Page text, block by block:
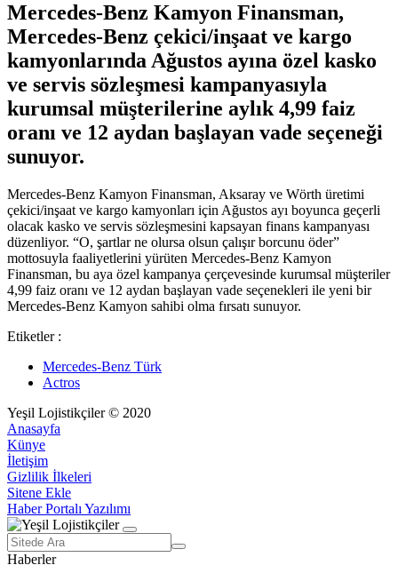
Mercedes-Benz Kamyon Finansman,
Mercedes-Benz çekici/inşaat ve kargo
kamyonlarında Ağustos ayına özel kasko
ve servis sözleşmesi kampanyasıyla
kurumsal müşterilerine aylık 4,99 faiz
oranı ve 12 aydan başlayan vade seçeneği
sunuyor.
Mercedes-Benz Kamyon Finansman, Aksaray ve Wörth üretimi
çekici/inşaat ve kargo kamyonları için Ağustos ayı boyunca geçerli
olacak kasko ve servis sözleşmesini kapsayan finans kampanyası
düzenliyor. “O, şartlar ne olursa olsun çalışır borcunu öder”
mottosuyla faaliyetlerini yürüten Mercedes-Benz Kamyon
Finansman, bu aya özel kampanya çerçevesinde kurumsal müşteriler
4,99 faiz oranı ve 12 aydan başlayan vade seçenekleri ile yeni bir
Mercedes-Benz Kamyon sahibi olma fırsatı sunuyor.
Etiketler :
Mercedes-Benz Türk
Actros
Yeşil Lojistikçiler © 2020
Anasayfa
Künye
İletişim
Gizlilik İlkeleri
Sitene Ekle
Haber Portalı Yazılımı
Haberler